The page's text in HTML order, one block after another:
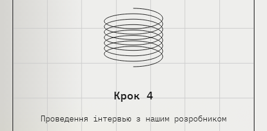
Крок 4
Проведення інтервью з нашим розробником